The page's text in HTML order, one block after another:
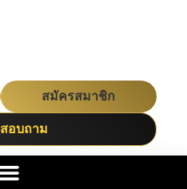
สมัครสมาชิก
อบถาม